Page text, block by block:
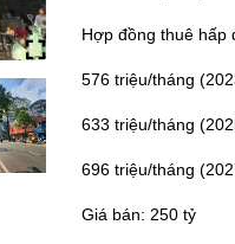
Hợp đồng thuê hấp
576 triệu/tháng
633 triệu/tháng
696 triệu/tháng
Giá bán: 250 tỷ